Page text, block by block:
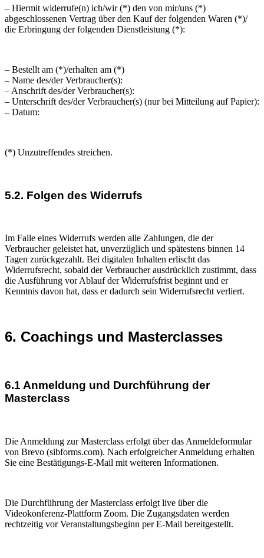
– Hiermit widerrufe(n) ich/wir (*) den von mir/uns (*)
abgeschlossenen Vertrag über den Kauf der folgenden Waren (*)/
die Erbringung der folgenden Dienstleistung (*):
– Bestellt am (*)/erhalten am (*)
– Name des/der Verbraucher(s):
– Anschrift des/der Verbraucher(s):
– Unterschrift des/der Verbraucher(s) (nur bei Mitteilung auf Papier):
– Datum:
(*) Unzutreffendes streichen.
5.2. Folgen des Widerrufs
Im Falle eines Widerrufs werden alle Zahlungen, die der
Verbraucher geleistet hat, unverzüglich und spätestens binnen 14
Tagen zurückgezahlt. Bei digitalen Inhalten erlischt das
Widerrufsrecht, sobald der Verbraucher ausdrücklich zustimmt, dass
die Ausführung vor Ablauf der Widerrufsfrist beginnt und er
Kenntnis davon hat, dass er dadurch sein Widerrufsrecht verliert.
6. Coachings und Masterclasses
6.1 Anmeldung und Durchführung der
Masterclass
Die Anmeldung zur Masterclass erfolgt über das Anmeldeformular
von Brevo (sibforms.com). Nach erfolgreicher Anmeldung erhalten
Sie eine Bestätigungs-E-Mail mit weiteren Informationen.
Die Durchführung der Masterclass erfolgt live über die
Videokonferenz-Plattform Zoom. Die Zugangsdaten werden
rechtzeitig vor Veranstaltungsbeginn per E-Mail bereitgestellt.